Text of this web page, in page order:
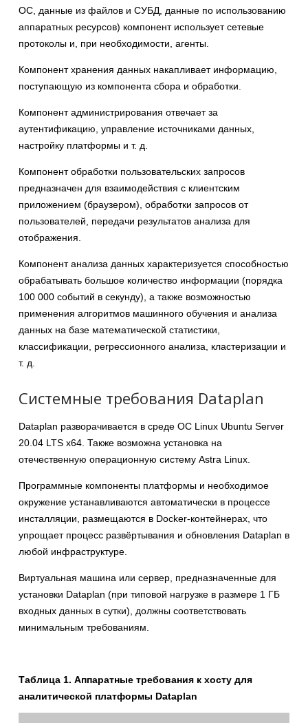
ОС, данные из файлов и СУБД, данные по использованию
аппаратных ресурсов) компонент использует сетевые
протоколы и, при необходимости, агенты.
Компонент хранения данных накапливает информацию,
поступающую из компонента сбора и обработки.
Компонент администрирования отвечает за
аутентификацию, управление источниками данных,
настройку платформы и т. д.
Компонент обработки пользовательских запросов
предназначен для взаимодействия с клиентским
приложением (браузером), обработки запросов от
пользователей, передачи результатов анализа для
отображения.
Компонент анализа данных характеризуется способностью
обрабатывать большое количество информации (порядка
100 000 событий в секунду), а также возможностью
применения алгоритмов машинного обучения и анализа
данных на базе математической статистики,
классификации, регрессионного анализа, кластеризации и
т. д.
Системные требования Dataplan
Dataplan разворачивается в среде ОС Linux Ubuntu Server
20.04 LTS x64. Также возможна установка на
отечественную операционную систему Astra Linux.
Программные компоненты платформы и необходимое
окружение устанавливаются автоматически в процессе
инсталляции, размещаются в Docker-контейнерах, что
упрощает процесс развёртывания и обновления Dataplan в
любой инфраструктуре.
Виртуальная машина или сервер, предназначенные для
установки Dataplan (при типовой нагрузке в размере 1 ГБ
входных данных в сутки), должны соответствовать
минимальным требованиям.
Таблица 1. Аппаратные требования к хосту для
аналитической платформы Dataplan